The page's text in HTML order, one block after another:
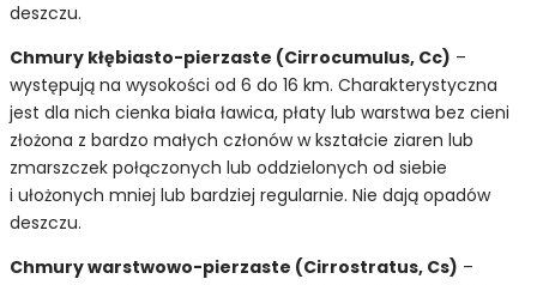
deszczu.
Chmury kłębiasto-pierzaste (Cirrocumulus, Cc) –
występują na wysokości od 6 do 16 km. Charakterystyczna
jest dla nich cienka biała ławica, płaty lub warstwa bez cieni
złożona z bardzo małych członów w kształcie ziaren lub
zmarszczek połączonych lub oddzielonych od siebie
i ułożonych mniej lub bardziej regularnie. Nie dają opadów
deszczu.
Chmury warstwowo-pierzaste (Cirrostratus, Cs) –